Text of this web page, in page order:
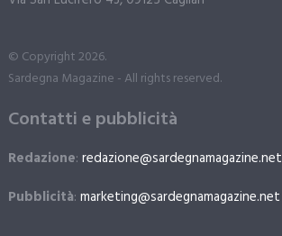
© Copyright 2026.
Sardegna Magazine - All rights reserved.
Contatti e pubblicità
Redazione: redazione@sardegnamagazine.net
Pubblicità: marketing@sardegnamagazine.net